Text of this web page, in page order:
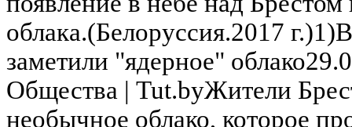
облака.(Белоруссия.2017
заметили "ядерное"
Общества | Tut.byЖители
необычное облако, которое